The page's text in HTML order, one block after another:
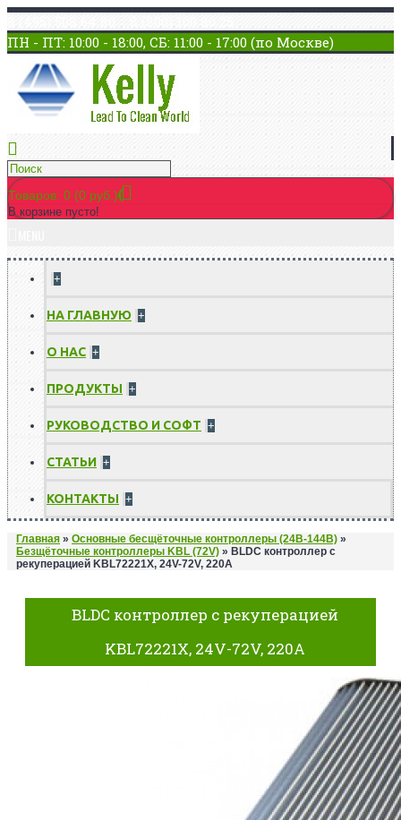
ПН - ПТ: 10:00 - 18:00, СБ: 11:00 - 17:00 (по Москве)
Товаров: 0 (0 руб.)
В корзине пусто!
+
НА ГЛАВНУЮ +
О НАС +
ПРОДУКТЫ +
РУКОВОДСТВО И СОФТ +
СТАТЬИ +
КОНТАКТЫ +
Главная » Основные бесщёточные контроллеры (24В-144В) »
Безщёточные контроллеры KBL (72V) » BLDC контроллер с
рекуперацией KBL72221X, 24V-72V, 220A
BLDC контроллер с рекуперацией
KBL72221X, 24V-72V, 220A